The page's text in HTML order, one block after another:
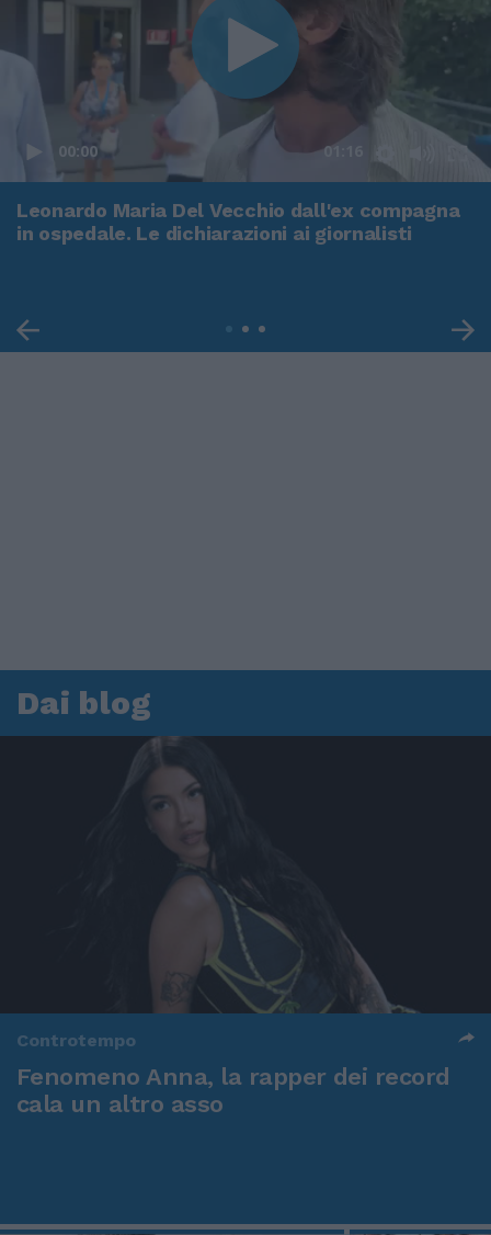
00:00 01:16
Leonardo Maria Del Vecchio dall'ex compagna
in ospedale. Le dichiarazioni ai giornalisti
Dai blog
Controtempo
Fenomeno Anna, la rapper dei record
cala un altro asso